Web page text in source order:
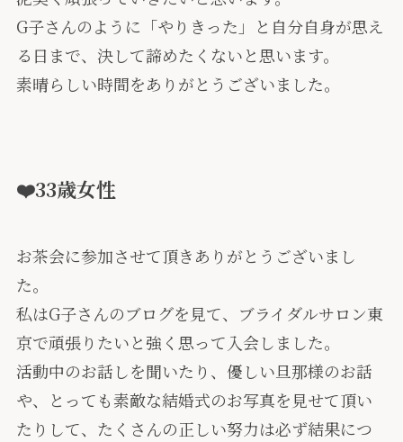
G子さんのように「やりきった」と自分自身が思え
る日まで、決して諦めたくないと思います。
素晴らしい時間をありがとうございました。
❤️33歳女性
お茶会に参加させて頂きありがとうございまし
た。
私はG子さんのブログを見て、ブライダルサロン東
京で頑張りたいと強く思って入会しました。
活動中のお話しを聞いたり、優しい旦那様のお話
や、とっても素敵な結婚式のお写真を見せて頂い
たりして、たくさんの正しい努力は必ず結果につ